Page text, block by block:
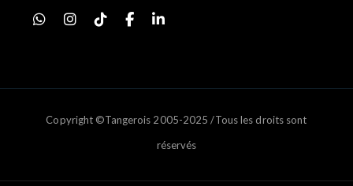
Copyright ©Tangerois 2005-2025 /Tous les droits sont
réservés